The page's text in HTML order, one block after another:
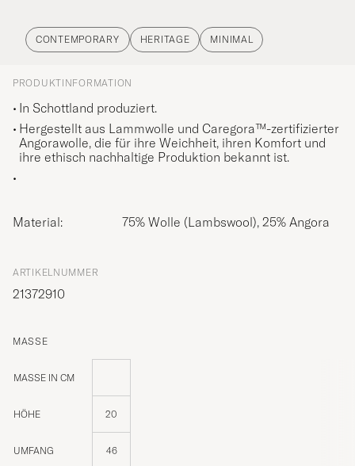
CONTEMPORARY HERITAGE MINIMAL
PRODUKTINFORMATION
In Schottland produziert.
Hergestellt aus Lammwolle und Caregora™-zertifizierter
Angorawolle, die für ihre Weichheit, ihren Komfort und
ihre ethisch nachhaltige Produktion bekannt ist.
Material: 75% Wolle (Lambswool), 25% Angora
ARTIKELNUMMER
21372910
MASSE
MASSE IN CM
HÖHE 20
UMFANG 46